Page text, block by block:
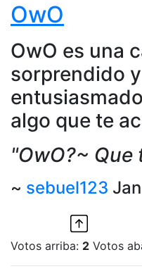
OwO
OwO es una
sorprendido
algo que te
"OwO?~
~ sebuel123
Votos arriba: 2 Votos